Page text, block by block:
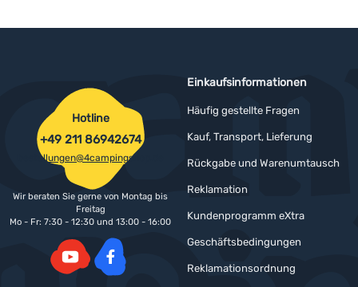
Einkaufsinformationen
Häufig gestellte Fragen
Kauf, Transport, Lieferung
Rückgabe und Warenumtausch
Reklamation
Kundenprogramm eXtra
Geschäftsbedingungen
Reklamationsordnung
Hotline
+49 211 86942674
bestellungen@4campingshop.de
Wir beraten Sie gerne von Montag bis
Freitag
Mo - Fr: 7:30 - 12:30 und 13:00 - 16:00